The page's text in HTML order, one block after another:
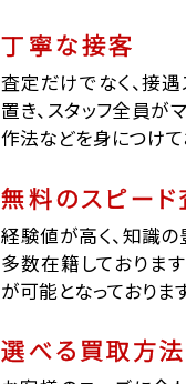
丁寧な接客
査定だけでなく、接
置き、スタッフ全員が
作法などを身につけて
無料のスピー
経験値が高く、知識
多数在籍しておりま
が可能となっております
選べる買取方法